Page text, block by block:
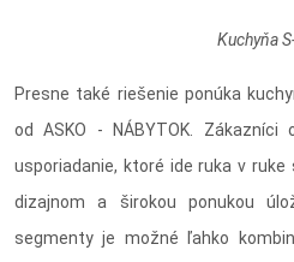
Kuchyňa
Presne také riešenie ponúka
od ASKO - NÁBYTOK. Zákazníci
usporiadanie, ktoré ide ruka v
dizajnom a širokou ponukou
segmenty je možné ľahko